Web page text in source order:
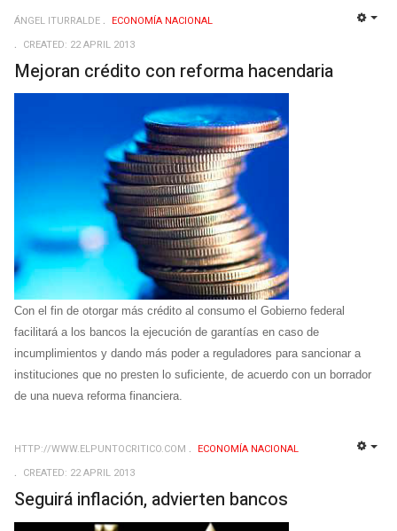
ÁNGEL ITURRALDE
ECONOMÍ­A NACIONAL
CREATED: 22 APRIL 2013
Mejoran crédito con reforma hacendaria
Con el fin de otorgar más crédito al consumo el Gobierno federal
facilitará a los bancos la ejecución de garantías en caso de
incumplimientos y dando más poder a reguladores para sancionar a
instituciones que no presten lo suficiente, de acuerdo con un borrador
de una nueva reforma financiera.
HTTP://WWW.ELPUNTOCRITICO.COM
ECONOMÍ­A NACIONAL
CREATED: 22 APRIL 2013
Seguirá inflación, advierten bancos